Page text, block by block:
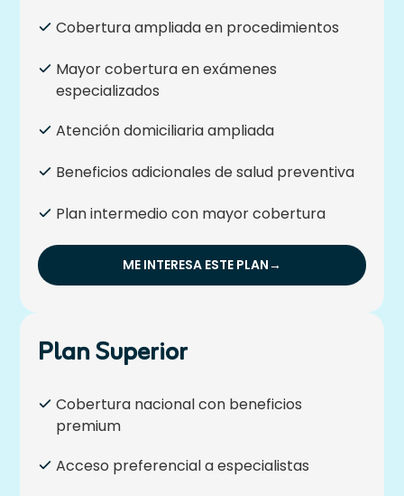
Cobertura ampliada en procedimientos
Mayor cobertura en exámenes
especializados
Atención domiciliaria ampliada
Beneficios adicionales de salud preventiva
Plan intermedio con mayor cobertura
ME INTERESA ESTE PLAN→
Plan Superior
Cobertura nacional con beneficios
premium
Acceso preferencial a especialistas